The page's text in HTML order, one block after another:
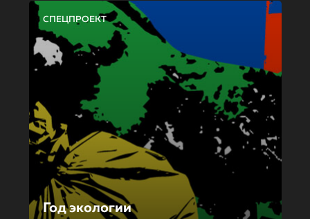
СПЕЦПРОЕКТ
Год экологии